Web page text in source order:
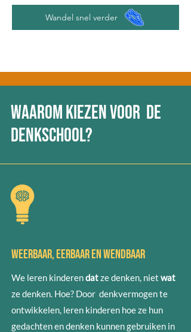
Wandel snel verder
Waarom kiezen voor De
Denkschool?
Weerbaar, eerbaar en Wendbaar
We leren kinderendatze denken, niet wat
ze denken. Hoe? Door denkvermogen te
ontwikkelen, leren kinderen hoe ze hun
gedachten en denken kunnen gebruiken in